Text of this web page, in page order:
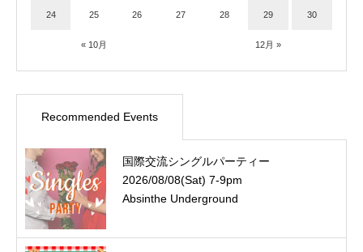
« 10月 12月 »
24 25 26 27 28 29 30
Recommended Events
国際交流シングルパーティー
2026/08/08(Sat) 7-9pm
Absinthe Underground